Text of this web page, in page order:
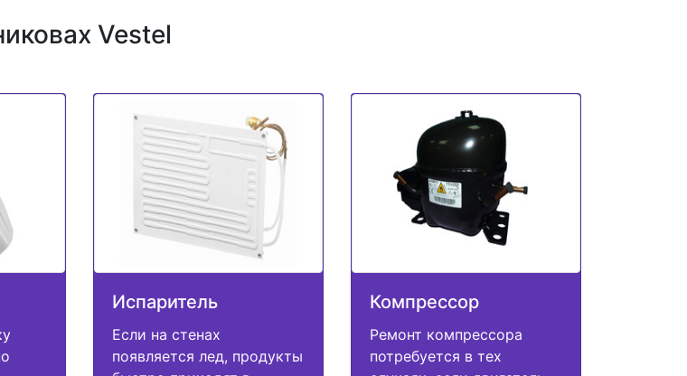
Vestel
Испаритель
Если на стенах
появляется лед, продукты
Компрессор
Ремонт компрессора
потребуется в тех